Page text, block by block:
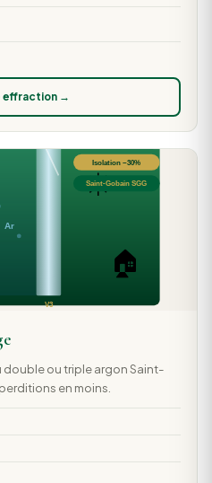
effraction →
double ou triple argon Saint-
en moins.